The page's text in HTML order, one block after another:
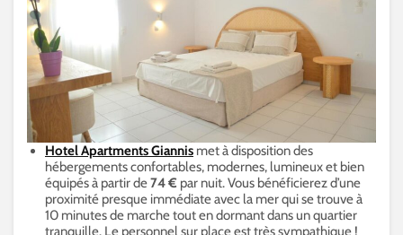
Hotel Apartments Giannis met à disposition des
hébergements confortables, modernes, lumineux et bien
équipés à partir de74 € par nuit. Vous bénéficierez d’une
proximité presque immédiate avec la mer qui se trouve à
10 minutes de marche tout en dormant dans un quartier
tranquille. Le personnel sur place est très sympathique !